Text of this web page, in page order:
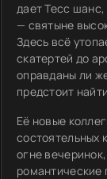
дает Тесс
— святыне
Здесь всё
скатертей до
оправданы ли
предстоит
Её новые
состоятельных
огне
романтические